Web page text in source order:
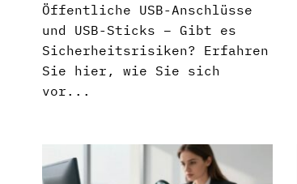
Öffentliche USB-Anschlüsse
und USB-Sticks – Gibt es
Sicherheitsrisiken? Erfahren
Sie hier, wie Sie sich
vor...